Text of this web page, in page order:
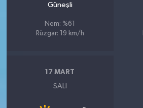
Güneşli
Nem: %61
Rüzgar: 19 km/h
17 MART
SALI